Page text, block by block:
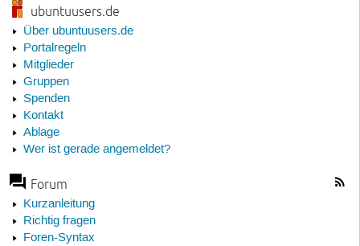
ubuntuusers.de
Über ubuntuusers.de
Portalregeln
Mitglieder
Gruppen
Spenden
Kontakt
Ablage
Wer ist gerade angemeldet?
Forum
Kurzanleitung
Richtig fragen
Foren-Syntax